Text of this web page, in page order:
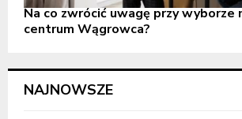
Na co zwrócić uwagę przy wyborze
centrum Wągrowca?
NAJNOWSZE